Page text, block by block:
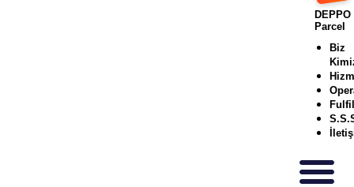
DEPPO
Parcel
Biz